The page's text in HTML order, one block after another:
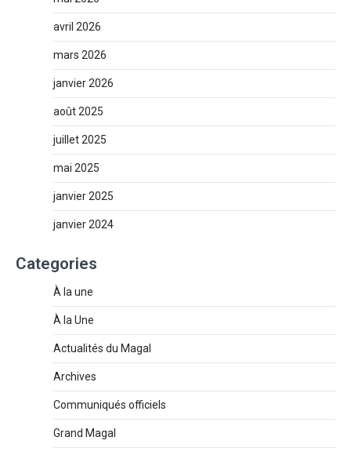
avril 2026
mars 2026
janvier 2026
août 2025
juillet 2025
mai 2025
janvier 2025
janvier 2024
Categories
À la une
À la Une
Actualités du Magal
Archives
Communiqués officiels
Grand Magal